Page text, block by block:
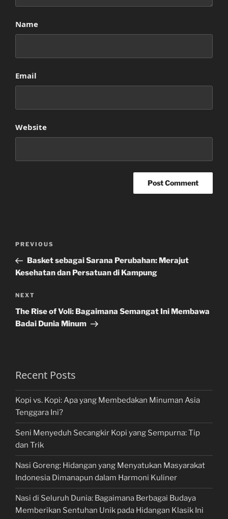
Name
Email
Website
Post
Previous
Post
PREVIOUS
Basket sebagai Sarana Perubahan: Merajut
Kesehatan dan Persatuan di Kampung
Next
Post
NEXT
The Rise of Voli: Bagaimana Semangat Ini Membawa
Badai Dunia Minum
Recent Posts
Kopi vs. Kopi: Apa yang Membedakan Minuman Asia
Tenggara Ini?
Seni Menyeduh Secangkir Kopi yang Sempurna: Tip
dan Trik
Nasi Goreng: Hidangan yang Menyatukan Masyarakat
Indonesia Dimanapun dalam Harmoni Kuliner
Nasi di Seluruh Dunia: Bagaimana Berbagai Budaya
Memberikan Sentuhan Unik pada Hidangan Klasik Ini